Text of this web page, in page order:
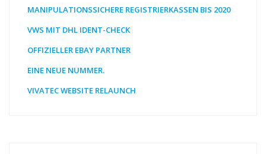
MANIPULATIONSSICHERE REGISTRIERKASSEN BIS 2020
VWS MIT DHL IDENT-CHECK
OFFIZIELLER EBAY PARTNER
EINE NEUE NUMMER.
VIVATEC WEBSITE RELAUNCH